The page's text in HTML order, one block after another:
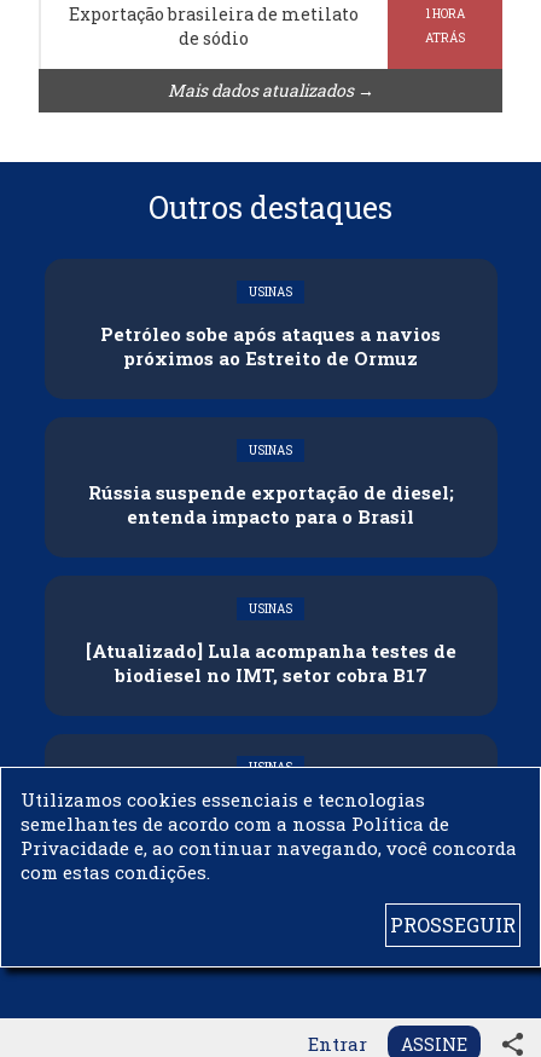
Entrar ASSINE share
Exportação brasileira de metilato
de sódio
1 HORA
ATRÁS
Mais dados atualizados →
Outros destaques
USINAS
Petróleo sobe após ataques a navios
próximos ao Estreito de Ormuz
USINAS
Rússia suspende exportação de diesel;
entenda impacto para o Brasil
USINAS
[Atualizado] Lula acompanha testes de
biodiesel no IMT, setor cobra B17
USINAS
Governo adia reunião sobre mistura de
etanol na gasolina
Utilizamos cookies essenciais e tecnologias
semelhantes de acordo com a nossa Política de
Privacidade e, ao continuar navegando, você concorda
com estas condições.
PROSSEGUIR